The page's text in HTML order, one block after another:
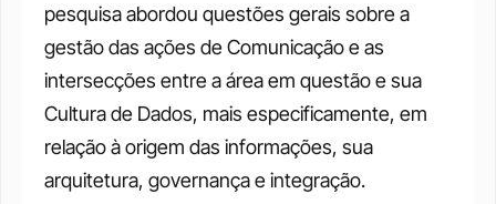
pesquisa abordou questões gerais sobre a
gestão das ações de Comunicação e as
intersecções entre a área em questão e sua
Cultura de Dados, mais especificamente, em
relação à origem das informações, sua
arquitetura, governança e integração.